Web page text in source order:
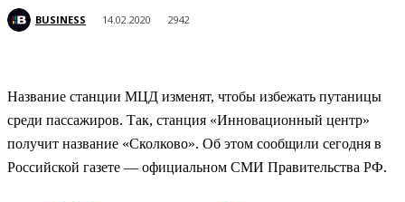
BUSINESS 14.02.2020 2942
Название станции МЦД изменят, чтобы избежать путаницы
среди пассажиров. Так, станция «Инновационный центр»
получит название «Сколково». Об этом сообщили сегодня в
Российской газете — официальном СМИ Правительства РФ.